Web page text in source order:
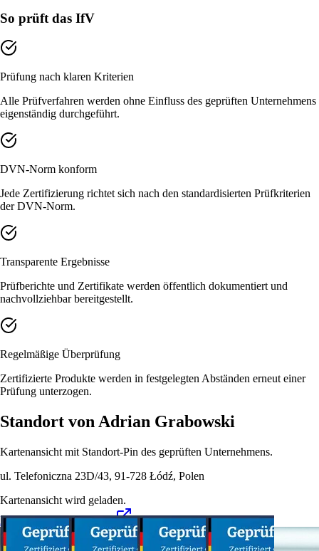
So prüft das IfV
Prüfung nach klaren Kriterien
Alle Prüfverfahren werden ohne Einfluss des geprüften Unternehmens
eigenständig durchgeführt.
DVN-Norm konform
Jede Zertifizierung richtet sich nach den standardisierten Prüfkriterien
der DVN-Norm.
Transparente Ergebnisse
Prüfberichte und Zertifikate werden öffentlich dokumentiert und
nachvollziehbar bereitgestellt.
Regelmäßige Überprüfung
Zertifizierte Produkte werden in festgelegten Abständen erneut einer
Prüfung unterzogen.
Standort von Adrian Grabowski
Kartenansicht mit Standort-Pin des geprüften Unternehmens.
ul. Telefoniczna 23D/43, 91-728 Łódź, Polen
Kartenansicht wird geladen.
In OpenStreetMap öffnen